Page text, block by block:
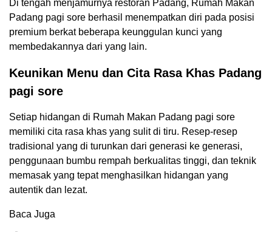
Di tengah menjamurnya restoran Padang, Rumah Makan
Padang pagi sore berhasil menempatkan diri pada posisi
premium berkat beberapa keunggulan kunci yang
membedakannya dari yang lain.
Keunikan Menu dan Cita Rasa Khas Padang
pagi sore
Setiap hidangan di Rumah Makan Padang pagi sore
memiliki cita rasa khas yang sulit di tiru. Resep-resep
tradisional yang di turunkan dari generasi ke generasi,
penggunaan bumbu rempah berkualitas tinggi, dan teknik
memasak yang tepat menghasilkan hidangan yang
autentik dan lezat.
Baca Juga